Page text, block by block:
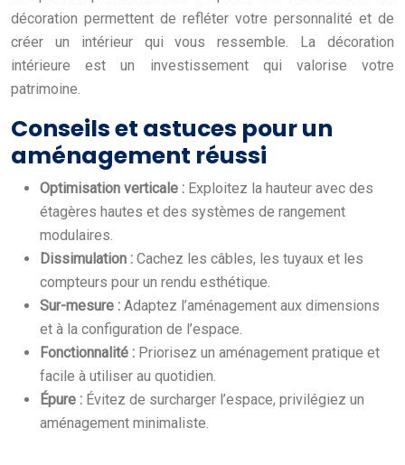
décoration permettent de refléter votre personnalité et de
créer un intérieur qui vous ressemble. La décoration
intérieure est un investissement qui valorise votre
patrimoine.
Conseils et astuces pour un
aménagement réussi
Optimisation verticale : Exploitez la hauteur avec des
étagères hautes et des systèmes de rangement
modulaires.
Dissimulation : Cachez les câbles, les tuyaux et les
compteurs pour un rendu esthétique.
Sur-mesure : Adaptez l’aménagement aux dimensions
et à la configuration de l’espace.
Fonctionnalité : Priorisez un aménagement pratique et
facile à utiliser au quotidien.
Épure : Évitez de surcharger l’espace, privilégiez un
aménagement minimaliste.